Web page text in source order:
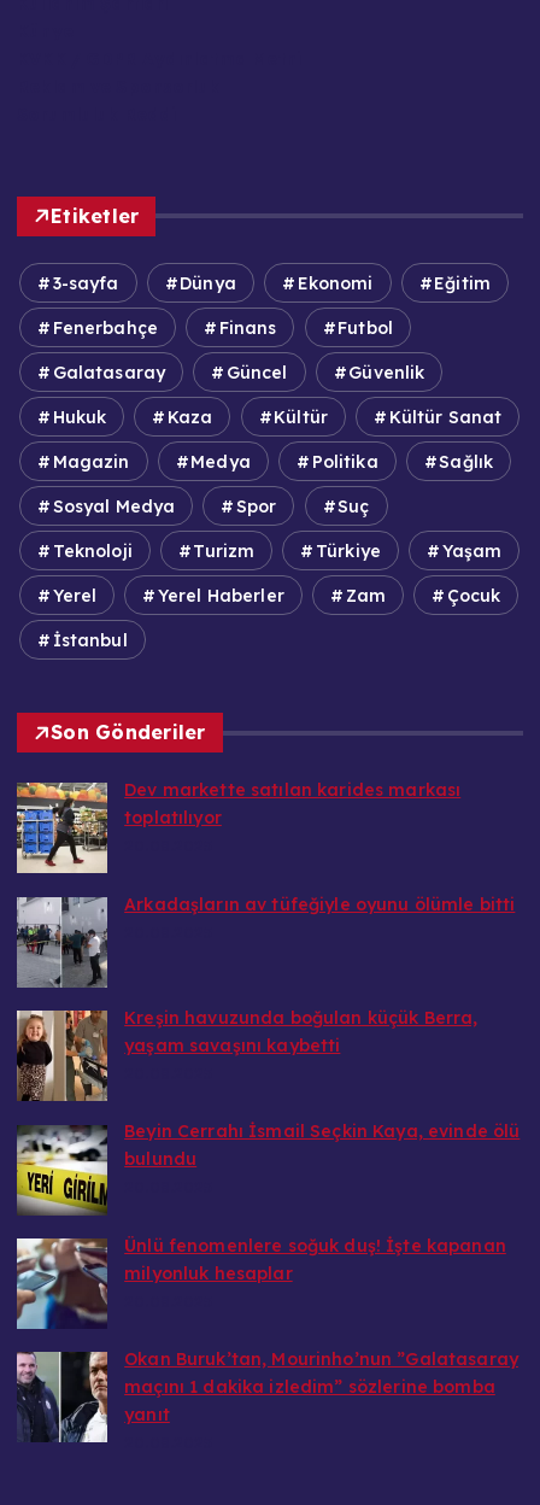
Etiketler
3-sayfa Dünya Ekonomi Eğitim
Fenerbahçe Finans Futbol
Galatasaray Güncel Güvenlik
Hukuk Kaza Kültür Kültür Sanat
Magazin Medya Politika Sağlık
Sosyal Medya Spor Suç
Teknoloji Turizm Türkiye Yaşam
Yerel Yerel Haberler Zam Çocuk
İstanbul
Son Gönderiler
Dev markette satılan karides markası
toplatılıyor
Arkadaşların av tüfeğiyle oyunu ölümle bitti
Kreşin havuzunda boğulan küçük Berra,
yaşam savaşını kaybetti
Beyin Cerrahı İsmail Seçkin Kaya, evinde ölü
bulundu
Ünlü fenomenlere soğuk duş! İşte kapanan
milyonluk hesaplar
Okan Buruk’tan, Mourinho’nun ”Galatasaray
maçını 1 dakika izledim” sözlerine bomba
yanıt